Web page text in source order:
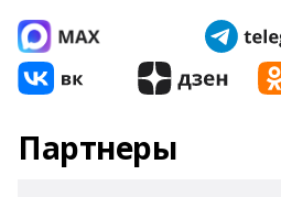
Партнеры